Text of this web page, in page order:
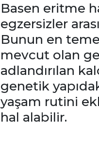
Basen eritme
egzersizler
Bunun en
mevcut olan
adlandırılan
genetik
yaşam rutini
hal alabilir.